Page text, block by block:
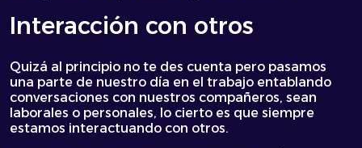
Interacción con otros
Quizá al principio no te des cuenta pero pasamos
una parte de nuestro día en el trabajo entablando
conversaciones con nuestros compañeros, sean
laborales o personales, lo cierto es que siempre
estamos interactuando con otros.